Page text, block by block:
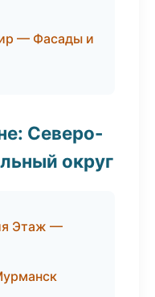
— Фасады и
Северо-
округ
Этаж —